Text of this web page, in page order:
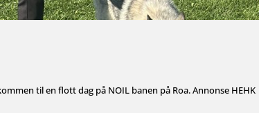
til en flott dag på NOIL banen på Roa. Annonse HEHK